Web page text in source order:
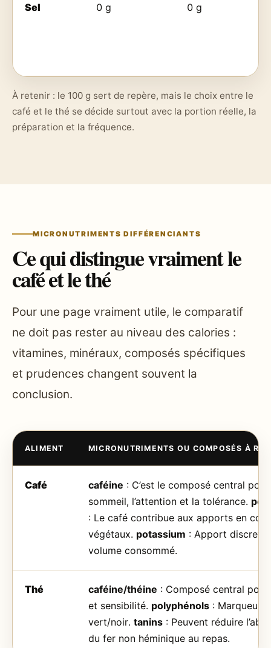
Sel 0 g 0 g
À retenir : le 100 g sert de repère, mais le choix entre le
café et le thé se décide surtout avec la portion réelle, la
préparation et la fréquence.
MICRONUTRIMENTS DIFFÉRENCIANTS
Ce qui distingue vraiment le
café et le thé
Pour une page vraiment utile, le comparatif
ne doit pas rester au niveau des calories :
vitamines, minéraux, composés spécifiques
et prudences changent souvent la
conclusion.
ALIMENT MICRONUTRIMENTS OU COMPOSÉS À
Café caféine : C’est le composé central
sommeil, l’attention et la tolérance.
: Le café contribue aux apports en
végétaux. potassium : Apport discret
volume consommé.
Thé caféine/théine : Composé central
et sensibilité. polyphénols : Marqueurs
vert/noir. tanins : Peuvent réduire
du fer non héminique au repas.